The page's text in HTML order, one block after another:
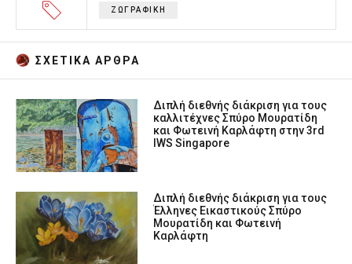
ΖΩΓΡΑΦΙΚΗ
ΣΧΕΤΙΚA AΡΘΡΑ
Διπλή διεθνής διάκριση για τους
καλλιτέχνες Σπύρο Μουρατίδη
και Φωτεινή Καρλάφτη στην 3rd
IWS Singapore
Διπλή διεθνής διάκριση για τους
Έλληνες Εικαστικούς Σπύρο
Μουρατίδη και Φωτεινή
Καρλάφτη